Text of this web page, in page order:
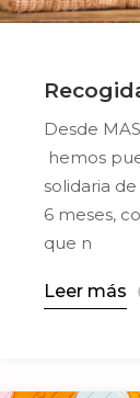
Desde
hemos
solidaria
6 meses,
que n
Leer más